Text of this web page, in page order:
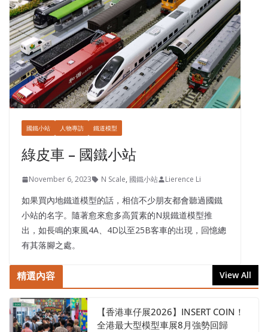
國鐵小站 人物專訪 鐵道模型
綠皮車 – 國鐵小站
November 6, 2023 N Scale, 國鐵小站 Lierence Li
如果買內地鐵道模型的話，相信不少朋友都會聽過國鐵
小站的名字。隨著愈來愈多高質素的N規鐵道模型推
出，如長鳴的東風4A、4D以至25B客車的出現，回憶總
有其落腳之處。
精選內容 View All
【香港車仔展2026】INSERT COIN！
全港最大型模型車展8月強勢回歸